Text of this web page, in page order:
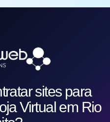
sites para
Virtual em Rio